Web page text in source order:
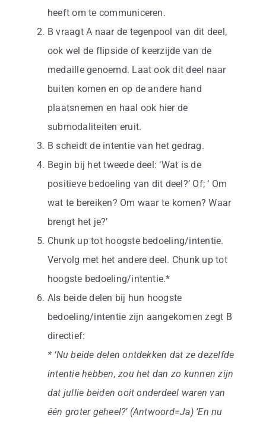
heeft om te communiceren.
B vraagt A naar de tegenpool van dit deel,
ook wel de flipside of keerzijde van de
medaille genoemd. Laat ook dit deel naar
buiten komen en op de andere hand
plaatsnemen en haal ook hier de
submodaliteiten eruit.
B scheidt de intentie van het gedrag.
Begin bij het tweede deel: ‘Wat is de
positieve bedoeling van dit deel?’ Of; ‘ Om
wat te bereiken? Om waar te komen? Waar
brengt het je?’
Chunk up tot hoogste bedoeling/intentie.
Vervolg met het andere deel. Chunk up tot
hoogste bedoeling/intentie.*
Als beide delen bij hun hoogste
bedoeling/intentie zijn aangekomen zegt B
directief:
* ‘Nu beide delen ontdekken dat ze dezelfde
intentie hebben, zou het dan zo kunnen zijn
dat jullie beiden ooit onderdeel waren van
één groter geheel?’ (Antwoord=Ja) ’En nu